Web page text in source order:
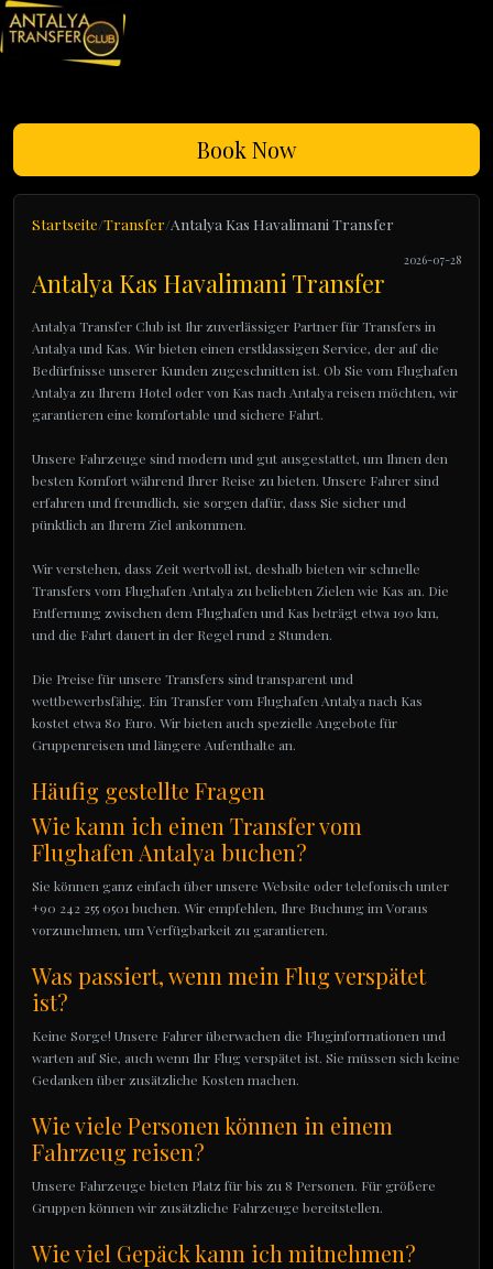
Book Now
Startseite Transfer Antalya Kas Havalimani Transfer
2026-07-28
Antalya Kas Havalimani Transfer
Antalya Transfer Club ist Ihr zuverlässiger Partner für Transfers in
Antalya und Kas. Wir bieten einen erstklassigen Service, der auf die
Bedürfnisse unserer Kunden zugeschnitten ist. Ob Sie vom Flughafen
Antalya zu Ihrem Hotel oder von Kas nach Antalya reisen möchten, wir
garantieren eine komfortable und sichere Fahrt.
Unsere Fahrzeuge sind modern und gut ausgestattet, um Ihnen den
besten Komfort während Ihrer Reise zu bieten. Unsere Fahrer sind
erfahren und freundlich, sie sorgen dafür, dass Sie sicher und
pünktlich an Ihrem Ziel ankommen.
Wir verstehen, dass Zeit wertvoll ist, deshalb bieten wir schnelle
Transfers vom Flughafen Antalya zu beliebten Zielen wie Kas an. Die
Entfernung zwischen dem Flughafen und Kas beträgt etwa 190 km,
und die Fahrt dauert in der Regel rund 2 Stunden.
Die Preise für unsere Transfers sind transparent und
wettbewerbsfähig. Ein Transfer vom Flughafen Antalya nach Kas
kostet etwa 80 Euro. Wir bieten auch spezielle Angebote für
Gruppenreisen und längere Aufenthalte an.
Häufig gestellte Fragen
Wie kann ich einen Transfer vom
Flughafen Antalya buchen?
Sie können ganz einfach über unsere Website oder telefonisch unter
+90 242 255 0501 buchen. Wir empfehlen, Ihre Buchung im Voraus
vorzunehmen, um Verfügbarkeit zu garantieren.
Was passiert, wenn mein Flug verspätet
ist?
Keine Sorge! Unsere Fahrer überwachen die Fluginformationen und
warten auf Sie, auch wenn Ihr Flug verspätet ist. Sie müssen sich keine
Gedanken über zusätzliche Kosten machen.
Wie viele Personen können in einem
Fahrzeug reisen?
Unsere Fahrzeuge bieten Platz für bis zu 8 Personen. Für größere
Gruppen können wir zusätzliche Fahrzeuge bereitstellen.
Wie viel Gepäck kann ich mitnehmen?